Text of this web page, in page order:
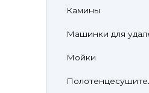
Камины
Машинки для
Мойки